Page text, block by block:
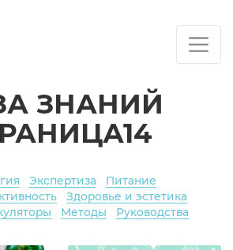
ЗНАНИЙ
Экспертиза
Питание
Здоровье и эстетика
Методы Руководства